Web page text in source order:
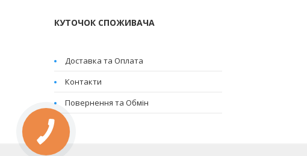
КУТОЧОК СПОЖИВАЧА
Доставка та Оплата
Контакти
Повернення та Обмін